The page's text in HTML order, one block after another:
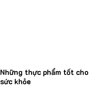
Những thực phẩm tốt cho
sức khỏe